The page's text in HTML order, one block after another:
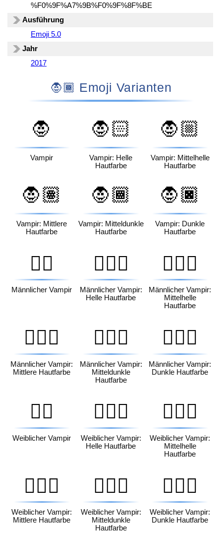
%F0%9F%A7%9B%F0%9F%8F%BE
Ausführung
Emoji 5.0
Jahr
2017
🧛🏾 Emoji Varianten
🧛
Vampir
🧛🏻
Vampir: Helle
Hautfarbe
🧛🏼
Vampir: Mittelhelle
Hautfarbe
🧛🏽
Vampir: Mittlere
Hautfarbe
🧛🏾
Vampir: Mitteldunkle
Hautfarbe
🧛🏿
Vampir: Dunkle
Hautfarbe
🧛‍♂️
Männlicher Vampir
🧛🏻‍♂️
Männlicher Vampir:
Helle Hautfarbe
🧛🏼‍♂️
Männlicher Vampir:
Mittelhelle
Hautfarbe
🧛🏽‍♂️
Männlicher Vampir:
Mittlere Hautfarbe
🧛🏾‍♂️
Männlicher Vampir:
Mitteldunkle
Hautfarbe
🧛🏿‍♂️
Männlicher Vampir:
Dunkle Hautfarbe
🧛‍♀️
Weiblicher Vampir
🧛🏻‍♀️
Weiblicher Vampir:
Helle Hautfarbe
🧛🏼‍♀️
Weiblicher Vampir:
Mittelhelle
Hautfarbe
🧛🏽‍♀️
Weiblicher Vampir:
Mittlere Hautfarbe
🧛🏾‍♀️
Weiblicher Vampir:
Mitteldunkle
Hautfarbe
🧛🏿‍♀️
Weiblicher Vampir:
Dunkle Hautfarbe